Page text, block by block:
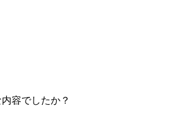
容でしたか？